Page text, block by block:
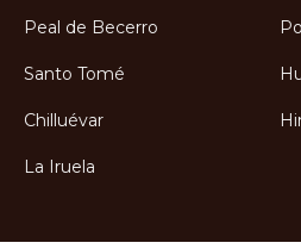
Peal de Becerro
Santo Tomé
Chilluévar
La Iruela